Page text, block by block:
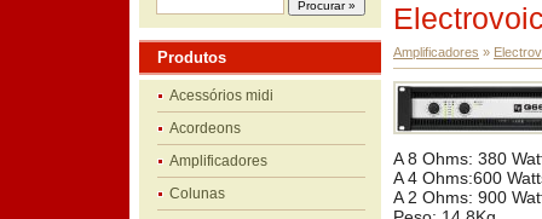
Produtos
Acessórios midi
Acordeons
Amplificadores
Colunas
Amplificadores »
A 8 Ohms: 380
A 4 Ohms:600
A 2 Ohms: 900